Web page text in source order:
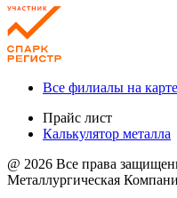
Все филиалы на карте
Прайс лист
Калькулятор металла
@ 2026 Все права
Металлургическая